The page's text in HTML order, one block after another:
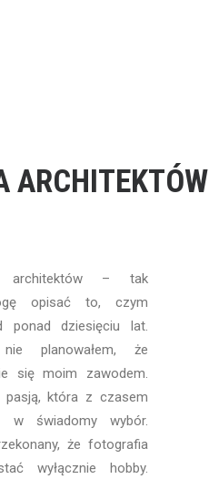
ARCHITEKTÓW
architektów – tak
opisać to, czym
ponad dziesięciu lat.
planowałem, że
się moim zawodem.
pasją, która z czasem
w świadomy wybór.
że fotografia
wyłącznie hobby.